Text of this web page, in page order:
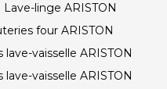
linge ARISTON
four ARISTON
vaisselle ARISTON
vaisselle ARISTON